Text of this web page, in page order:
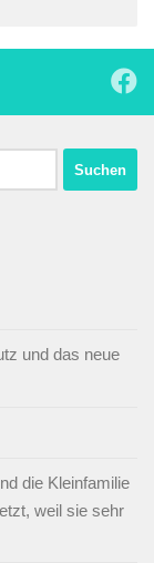
und das neue
die Kleinfamilie
weil sie sehr